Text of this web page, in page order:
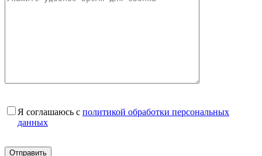
Я соглашаюсь с политикой обработки персональных
данных